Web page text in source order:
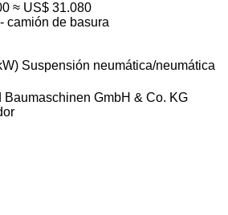
≈ US$ 31.080
camión de basura
Suspensión neumática/neumática
GmbH & Co. KG